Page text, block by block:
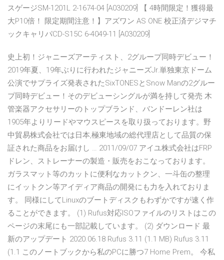
スゲージSM-1201L 2-1674-04 [A030209] 【 4時間限定！獲得最
大P10倍！ 限定期間注意！】アズワン AS ONE 校正済デジマチ
ックキャリパCD-S15C 6-4049-11 [A030209]
史上初！ジャニーズアーティスト、2グループ同時デビュー！
2019年夏、19年ぶりに行われたジャニーズJr.単独東京ドーム
公演でサプライズ発表されたSixTONESとSnow Manの2グルー
プ同時デビュー！そのデビューシングルが満を持して発売 木
管楽器アクセサリーのトップブランド、バンドーレン社は
1905年よりリードやマウスピースを取り扱っております。野
中貿易株式会社では日本,極東地域の総代理店として品質の保
証された商品をお届けし … 2011/09/07 アイユ株式会社はFRP
ドレン、ストレーナーの製造・販売をおこなっております。
ガラスマット等のカットに便利なカットクン、一斗缶の整理
にイットクン等アイディア商品の開発にも力を入れておりま
す。 同様にしてLinuxのブートディスクもわずかですが速く作
ることができます。 (1) Rufus対応ISOファイルのリストはこの
ページの末尾にも一部記載しています。 (2) ダウンロード 最
新のアップデート 2020.06.18 Rufus 3.11 (1.1 MB) Rufus 3.11
(1.1 このノートブックから私のPCに勝つ7 Home Prem。 今私